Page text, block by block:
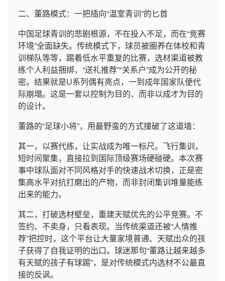
二、董路模式：一把插向“温室青训”的匕首
中国足球青训的悲剧根源，不在投入不足，而在“竞赛
环境”全面缺失。传统模式下，球员被圈养在体校和青
训梯队等等，踢着低水平重复的比赛，选材渠道被教
练个人利益捆绑，“送礼推荐”“关系户”成为公开的秘
密。结果就是U系列偶有亮点，一到成年国家队便代
际崩塌。这是一套以控制为目的、而非以成才为目的
的设计。
董路的“足球小将”，用最野蛮的方式撞破了这道墙：
其一，以赛代练，让实战成为唯一标尺。飞行集训，
短时间聚集，直接拉到国际顶级赛场硬碰硬。本次赛
事中球队面对不同风格对手的快速战术切换，正是密
集高水平对抗打磨出的产物，而非封闭集训堆量能练
出来的能力。
其二，打破选材壁垒，重建天赋优先的公平竞赛。不
签约、不卖身，只看表现。当传统渠道还被“人情推
荐”把控时，这个平台让大量家境普通、天赋出众的孩
子获得了自我证明的出口。球迷那句“董路让越来越多
有天赋的孩子有球踢”，是对传统模式内选材不公最直
接的反讽。